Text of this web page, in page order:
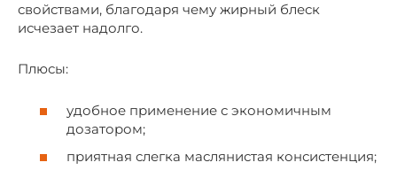
свойствами, благодаря чему жирный блеск
исчезает надолго.
Плюсы:
удобное применение с экономичным
дозатором;
приятная слегка маслянистая консистенция;